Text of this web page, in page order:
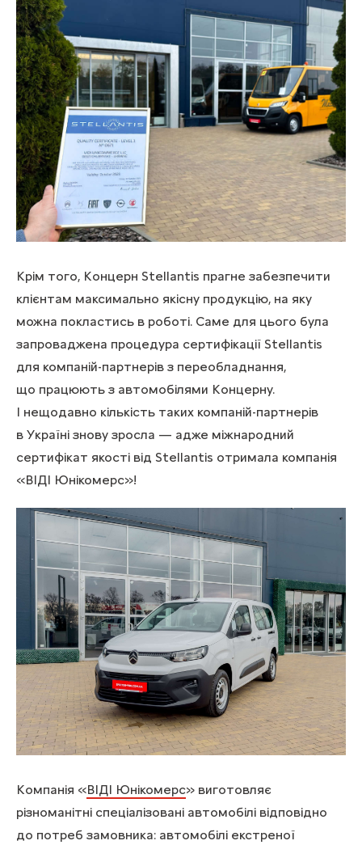
Крім того, Концерн Stellantis прагне забезпечити
клієнтам максимально якісну продукцію, на яку
можна покластись в роботі. Саме для цього була
запроваджена процедура сертифікації Stellantis
для компаній-партнерів з переобладнання,
що працюють з автомобілями Концерну.
І нещодавно кількість таких компаній-партнерів
в Україні знову зросла — адже міжнародний
сертифікат якості від Stellantis отримала компанія
«ВІДІ Юнікомерс»!
Компанія «ВІДІ Юнікомерс» виготовляє
різноманітні спеціалізовані автомобілі відповідно
до потреб замовника: автомобілі екстреної